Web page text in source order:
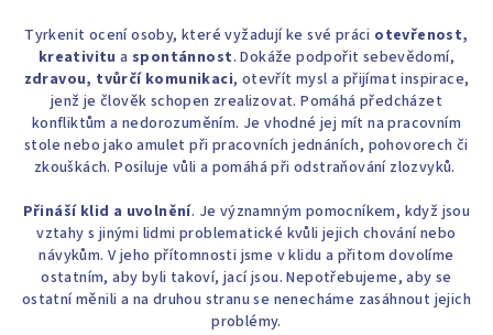
Tyrkenit ocení osoby, které vyžadují ke své práci otevřenost,
kreativitu aspontánnost. Dokáže podpořit sebevědomí,
zdravou, tvůrčí komunikaci, otevřít mysl a přijímat inspirace,
jenž je člověk schopen zrealizovat. Pomáhá předcházet
konfliktům a nedorozuměním. Je vhodné jej mít na pracovním
stole nebo jako amulet při pracovních jednáních, pohovorech či
zkouškách. Posiluje vůli a pomáhá při odstraňování zlozvyků.
Přináší klid a uvolnění. Je významným pomocníkem, když jsou
vztahy s jinými lidmi problematické kvůli jejich chování nebo
návykům. V jeho přítomnosti jsme v klidu a přitom dovolíme
ostatním, aby byli takoví, jací jsou. Nepotřebujeme, aby se
ostatní měnili a na druhou stranu se nenecháme zasáhnout jejich
problémy.